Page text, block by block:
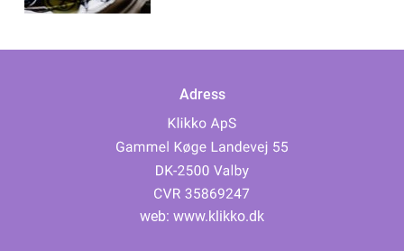
Adress
web: www.klikko.dk